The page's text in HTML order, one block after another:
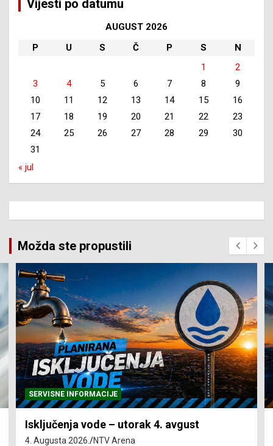
Vijesti po datumu
AUGUST 2026
P
U S Č P S
N
1
2
3
4 5 6 7 8
9
10
11 12 13 14 15
16
17
18 19 20 21 22
23
24
25 26 27 28 29
30
31
« jul
Možda ste propustili
SERVISNE INFORMACIJE
Isključenja vode – utorak 4. avgust
4. Augusta 2026. NTV Arena